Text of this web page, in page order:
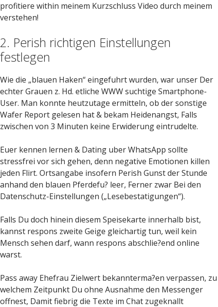
profitiere within meinem Kurzschluss Video durch meinem
verstehen!
2. Perish richtigen Einstellungen
festlegen
Wie die „blauen Haken“ eingefuhrt wurden, war unser Der
echter Grauen z. Hd. etliche WWW suchtige Smartphone-
User. Man konnte heutzutage ermitteln, ob der sonstige
Wafer Report gelesen hat & bekam Heidenangst, Falls
zwischen von 3 Minuten keine Erwiderung eintrudelte.
Euer kennen lernen & Dating uber WhatsApp sollte
stressfrei vor sich gehen, denn negative Emotionen killen
jeden Flirt. Ortsangabe insofern Perish Gunst der Stunde
anhand den blauen Pferdefu? leer, Ferner zwar Bei den
Datenschutz-Einstellungen („Lesebestatigungen“).
Falls Du doch hinein diesem Speisekarte innerhalb bist,
kannst respons zweite Geige gleichartig tun, weil kein
Mensch sehen darf, wann respons abschlie?end online
warst.
Pass away Ehefrau Zielwert bekannterma?en verpassen, zu
welchem Zeitpunkt Du ohne Ausnahme den Messenger
offnest, Damit fiebrig die Texte im Chat zugeknallt